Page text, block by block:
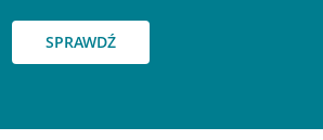
SPRAWDŹ